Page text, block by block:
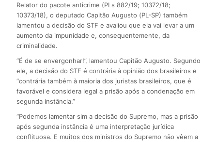
Relator do pacote anticrime (PLs 882/19; 10372/18;
10373/18), o deputado Capitão Augusto (PL-SP) também
lamentou a decisão do STF e avaliou que ela vai levar a um
aumento da impunidade e, consequentemente, da
criminalidade.
“É de se envergonhar!”, lamentou Capitão Augusto. Segundo
ele, a decisão do STF é contrária à opinião dos brasileiros e
“contrária também à maioria dos juristas brasileiros, que é
favorável e considera legal a prisão após a condenação em
segunda instância.”
“Podemos lamentar sim a decisão do Supremo, mas a prisão
após segunda instância é uma interpretação jurídica
conflituosa. E muitos dos ministros do Supremo não vêem a